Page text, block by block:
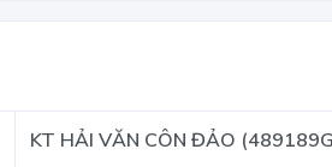
KT HẢI VĂN CÔN ĐẢO